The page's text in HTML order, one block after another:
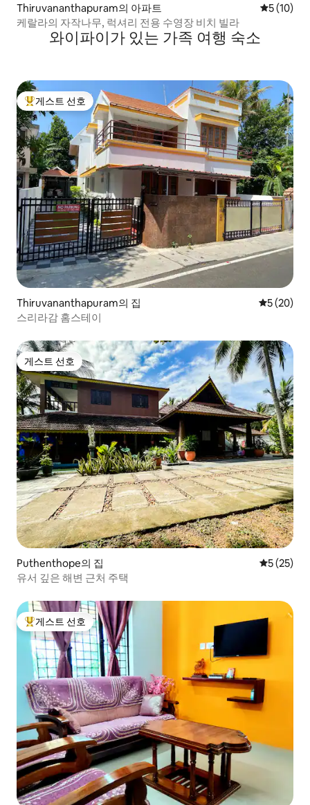
Thiruvananthapuram의 아파트 평점 5점
5 (10)
케랄라의 자작나무, 럭셔리 전용 수영장 비치 빌라
와이파이가 있는 가족 여행 숙소
상위 게스트 선호
게스트 선호
Thiruvananthapuram의 집 평점 5점(5
5 (20)
스리라감 홈스테이
게스트 선호
게스트 선호
Puthenthope의 집 평점 5점
5 (25)
유서 깊은 해변 근처 주택
상위 게스트 선호
게스트 선호